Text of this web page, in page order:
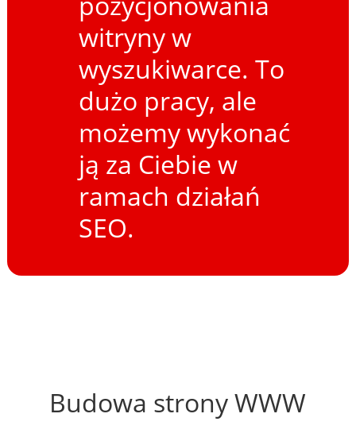
witryny w
wyszukiwarce. To
dużo pracy, ale
możemy wykonać
ją za Ciebie w
ramach działań
SEO.
Budowa strony WWW